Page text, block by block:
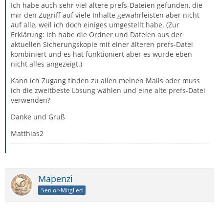
Ich habe auch sehr viel ältere prefs-Dateien gefunden, die
mir den Zugriff auf viele Inhalte gewährleisten aber nicht
auf alle, weil ich doch einiges umgestellt habe. (Zur
Erklärung: ich habe die Ordner und Dateien aus der
aktuellen Sicherungskopie mit einer älteren prefs-Datei
kombiniert und es hat funktioniert aber es wurde eben
nicht alles angezeigt.)
Kann ich Zugang finden zu allen meinen Mails oder muss
ich die zweitbeste Lösung wählen und eine alte prefs-Datei
verwenden?
Danke und Gruß
Matthias2
Mapenzi
Senior-Mitglied